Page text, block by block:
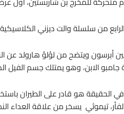
من سلسلة والت ديزني
أبرسون ويتضح من لؤلؤ هارولد عن
جامبو الابن، وهو يمتلك جسم الفيل
في الحقيقة هو قادر على الطيران
تيموثي يسخر من علاقة العداء